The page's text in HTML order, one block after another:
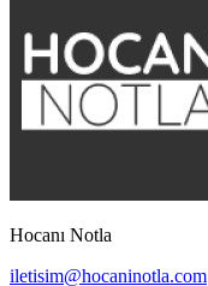
Hocanı Notla
iletisim@hocaninotla.com